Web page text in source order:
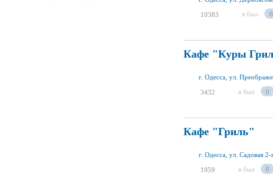
10383 я был 0
Кафе "Куры
г. Одесса, ул.
3432 я был 0
Кафе "Гриль"
г. Одесса, ул. Садовая 2-
1959 я был 0